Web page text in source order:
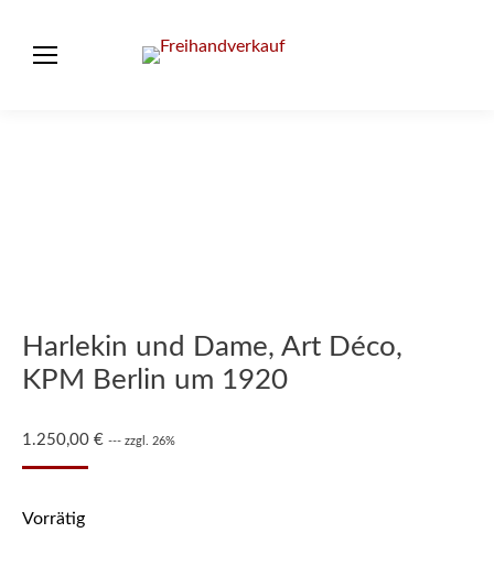
Harlekin und Dame, Art Déco,
KPM Berlin um 1920
1.250,00 € --- zzgl. 26%
Vorrätig